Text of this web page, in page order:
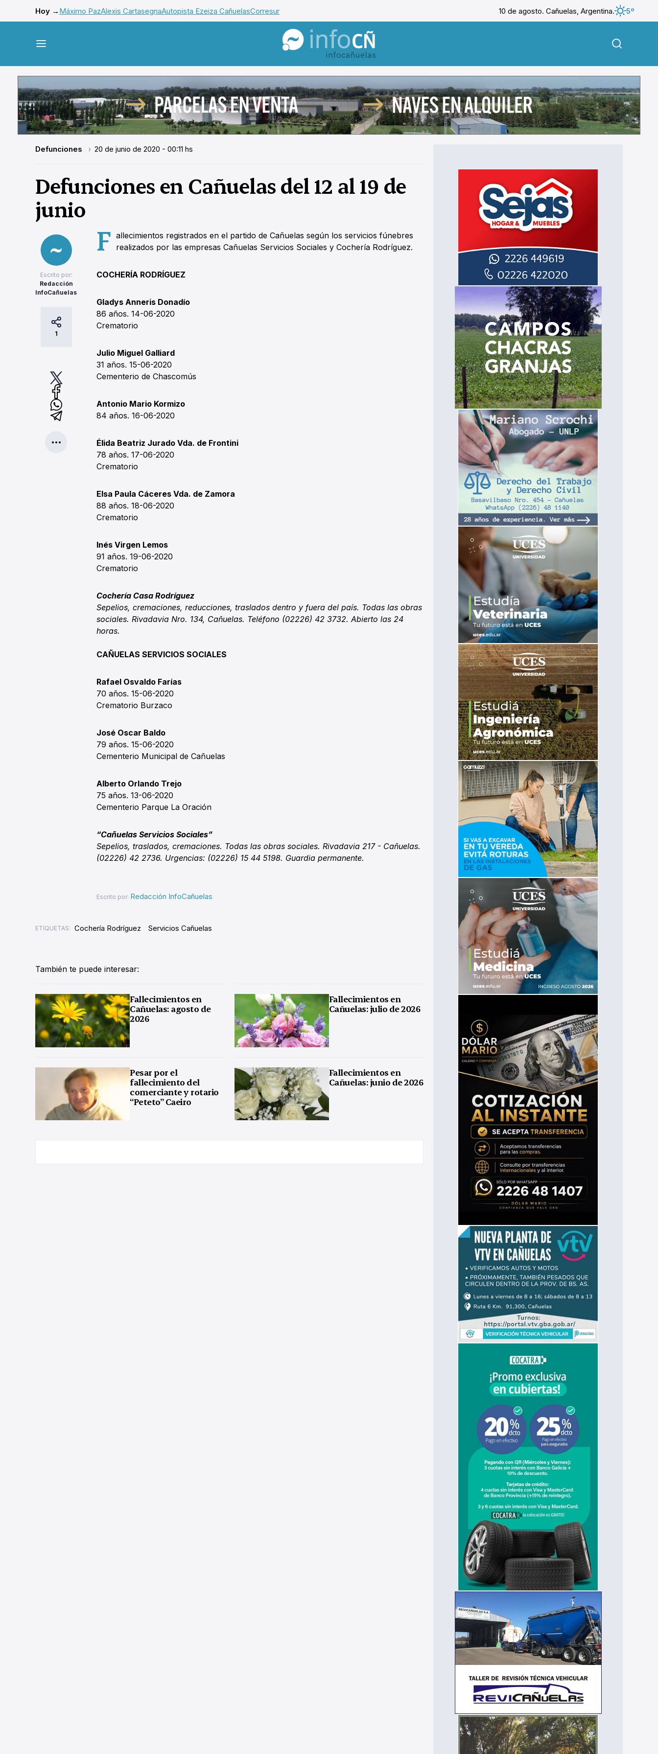
Hoy → Máximo PazAlexis CartasegnaAutopista Ezeiza CañuelasCorresur 10 de agosto. Cañuelas, Argentina.
5º
InfoCañuelas
Defunciones 20 de junio de 2020 - 00:11 hs
Defunciones en Cañuelas del 12 al 19 de
junio
Escrito por:
Redacción
InfoCañuelas
1
F allecimientos registrados en el partido de Cañuelas según los servicios fúnebres
realizados por las empresas Cañuelas Servicios Sociales y Cochería Rodríguez.
COCHERÍA RODRÍGUEZ
Gladys Anneris Donadío
86 años. 14-06-2020
Crematorio
Julio Miguel Galliard
31 años. 15-06-2020
Cementerio de Chascomús
Antonio Mario Kormizo
84 años. 16-06-2020
Élida Beatriz Jurado Vda. de Frontini
78 años. 17-06-2020
Crematorio
Elsa Paula Cáceres Vda. de Zamora
88 años. 18-06-2020
Crematorio
Inés Virgen Lemos
91 años. 19-06-2020
Crematorio
Cochería Casa Rodríguez
Sepelios, cremaciones, reducciones, traslados dentro y fuera del país. Todas las obras
sociales. Rivadavia Nro. 134, Cañuelas. Teléfono (02226) 42 3732. Abierto las 24
horas.
CAÑUELAS SERVICIOS SOCIALES
Rafael Osvaldo Farías
70 años. 15-06-2020
Crematorio Burzaco
José Oscar Baldo
79 años. 15-06-2020
Cementerio Municipal de Cañuelas
Alberto Orlando Trejo
75 años. 13-06-2020
Cementerio Parque La Oración
“Cañuelas Servicios Sociales”
Sepelios, traslados, cremaciones. Todas las obras sociales. Rivadavia 217 - Cañuelas.
(02226) 42 2736. Urgencias: (02226) 15 44 5198. Guardia permanente.
Escrito por: Redacción InfoCañuelas
ETIQUETAS: Cochería Rodríguez Servicios Cañuelas
También te puede interesar:
Fallecimientos en
Cañuelas: agosto de
2026
Fallecimientos en
Cañuelas: julio de 2026
Pesar por el
fallecimiento del
comerciante y rotario
“Peteto” Caeiro
Fallecimientos en
Cañuelas: junio de 2026